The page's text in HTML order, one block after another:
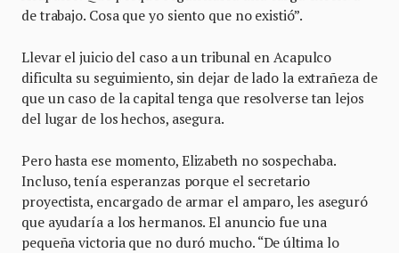
de trabajo. Cosa que yo siento que no existió”.
Llevar el juicio del caso a un tribunal en Acapulco
dificulta su seguimiento, sin dejar de lado la extrañeza de
que un caso de la capital tenga que resolverse tan lejos
del lugar de los hechos, asegura.
Pero hasta ese momento, Elizabeth no sospechaba.
Incluso, tenía esperanzas porque el secretario
proyectista, encargado de armar el amparo, les aseguró
que ayudaría a los hermanos. El anuncio fue una
pequeña victoria que no duró mucho. “De última lo